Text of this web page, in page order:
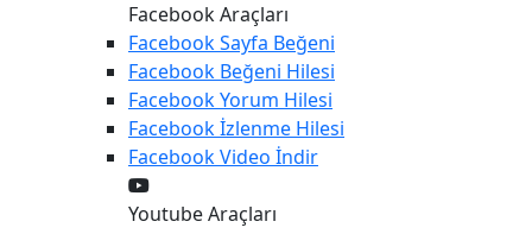
Facebook Araçları
FacebookSayfa Beğeni
Facebook Beğeni Hilesi
FacebookYorum Hilesi
Facebookİzlenme Hilesi
FacebookVideo İndir
Youtube Araçları